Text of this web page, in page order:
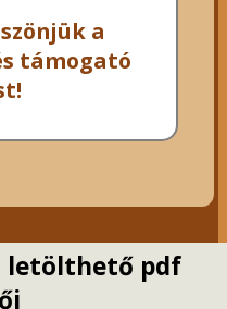
a
támogató
letölthető pdf